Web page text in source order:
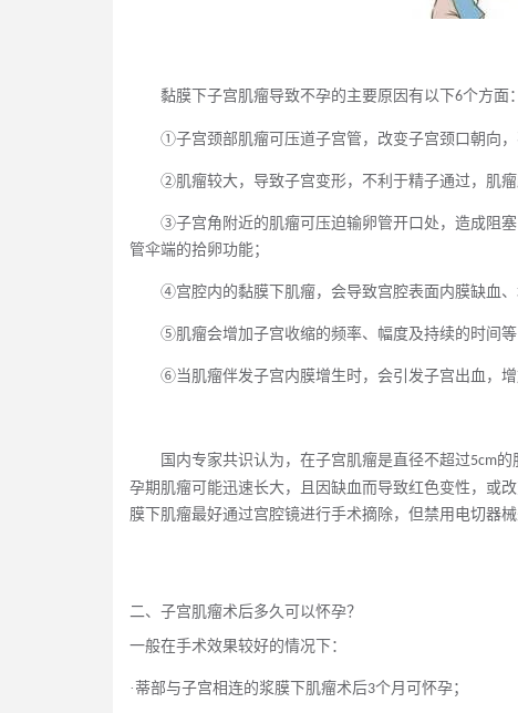
黏膜下子宫肌瘤导致不孕的主要原因有以下6个方面：
①子宫颈部肌瘤可压道子宫管，改变子宫颈口朝向
②肌瘤较大，导致子宫变形，不利于精子通过，肌
③子宫角附近的肌瘤可压迫输卵管开口处，造成阻
管伞端的拾卵功能；
④宫腔内的黏膜下肌瘤，会导致宫腔表面内膜缺血
⑤肌瘤会增加子宫收缩的频率、幅度及持续的时间
⑥当肌瘤伴发子宫内膜增生时， 会引发子宫出血 ，
国内专家共识认为， 在子宫肌瘤是直径不超过5cm的
孕期肌瘤可能迅速长大，且因缺血而导致红色变性，或
膜下肌瘤最好通过宫腔镜进行手术摘除，但禁用电切器械
二、子宫肌瘤术后多久可以怀孕？
一般在手术效果较好的情况下 ：
· 蒂部与子宫相连的浆膜下肌瘤术后3个月可怀孕；